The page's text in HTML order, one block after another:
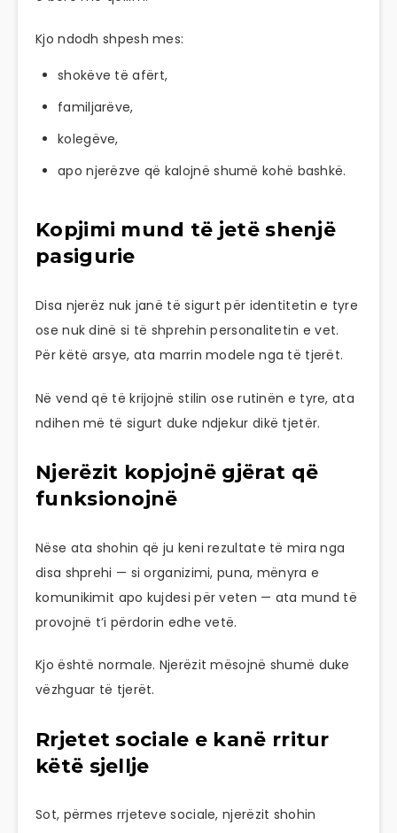
Kjo ndodh shpesh mes:
shokëve të afërt,
familjarëve,
kolegëve,
apo njerëzve që kalojnë shumë kohë bashkë.
Kopjimi mund të jetë shenjë
pasigurie
Disa njerëz nuk janë të sigurt për identitetin e tyre
ose nuk dinë si të shprehin personalitetin e vet.
Për këtë arsye, ata marrin modele nga të tjerët.
Në vend që të krijojnë stilin ose rutinën e tyre, ata
ndihen më të sigurt duke ndjekur dikë tjetër.
Njerëzit kopjojnë gjërat që
funksionojnë
Nëse ata shohin që ju keni rezultate të mira nga
disa shprehi — si organizimi, puna, mënyra e
komunikimit apo kujdesi për veten — ata mund të
provojnë t’i përdorin edhe vetë.
Kjo është normale. Njerëzit mësojnë shumë duke
vëzhguar të tjerët.
Rrjetet sociale e kanë rritur
këtë sjellje
Sot, përmes rrjeteve sociale, njerëzit shohin